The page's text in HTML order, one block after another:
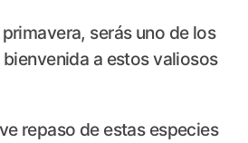
serás uno de los
a estos valiosos
repaso de estas especies